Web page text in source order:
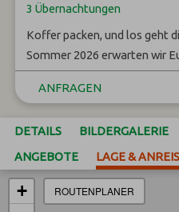
3 Übernachtungen
Koffer packen, und los geht
Sommer 2026 erwarten wir
ANFRAGEN
DETAILS BILDERGALERIE
ANGEBOTE
LAGE &
+
ROUTENPLANER